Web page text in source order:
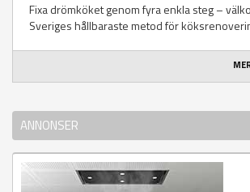
Fixa drömköket genom fyra enkla steg –
Sveriges hållbaraste metod för
ANNONSER